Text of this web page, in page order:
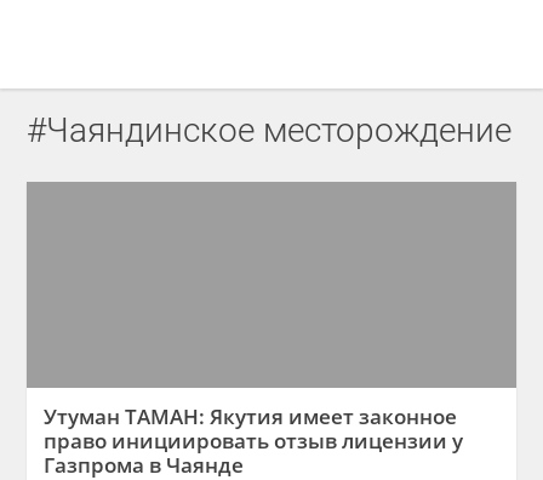
#Чаяндинское месторождение
Утуман ТАМАН: Якутия имеет законное
право инициировать отзыв лицензии у
Газпрома в Чаянде